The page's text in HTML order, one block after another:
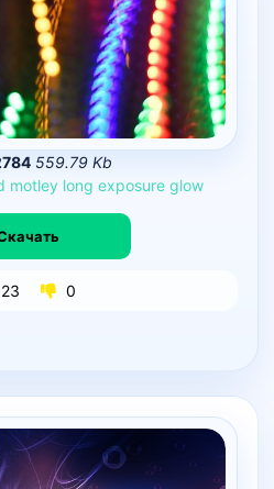
559.79 Kb
motley long exposure glow
0